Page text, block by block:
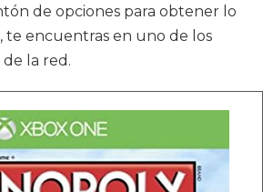
de opciones para obtener lo
te encuentras en uno de los
de la red.